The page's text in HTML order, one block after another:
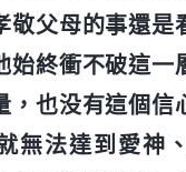
敬父母的事還是
始終衝不破這一
，也没有這個信
無法達到愛神